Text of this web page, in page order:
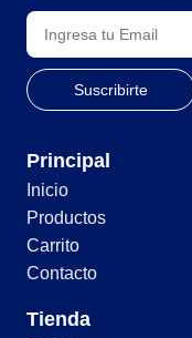
Principal
Inicio
Productos
Carrito
Contacto
Tienda